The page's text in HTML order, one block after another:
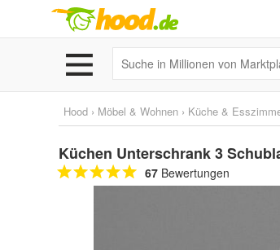
Hood › Möbel & Wohnen › Küche &
Küchen Unterschrank 3
67 Bewertungen